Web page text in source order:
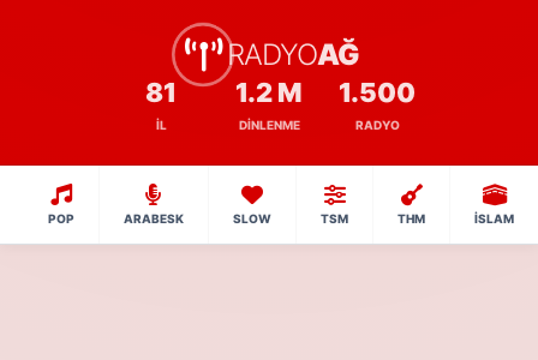
RADYOAĞ
81
İL
1.2 M
DINLENME
1.500
RADYO
POP ARABESK SLOW TSM THM İSLAM